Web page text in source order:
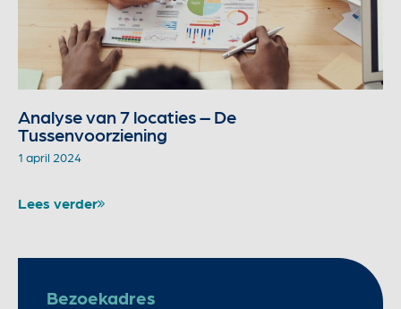
Analyse van 7 locaties – De
Tussenvoorziening
1 april 2024
Lees verder
Bezoekadres